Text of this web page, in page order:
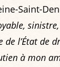
Saint-
de l’État de
à mon